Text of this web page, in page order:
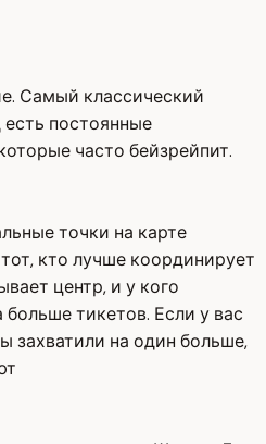
Самый классический
постоянные
часто бейзрейпит.
точки на карте
кто лучше координирует
центр, и у кого
тикетов. Если у вас
захватили на один больше,